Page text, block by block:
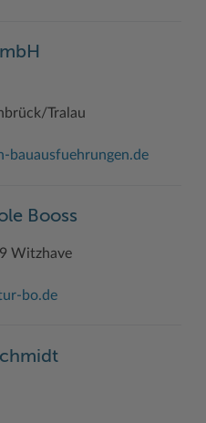
Tralau
bauausfuehrungen.de
Booss
Witzhave
bo.de